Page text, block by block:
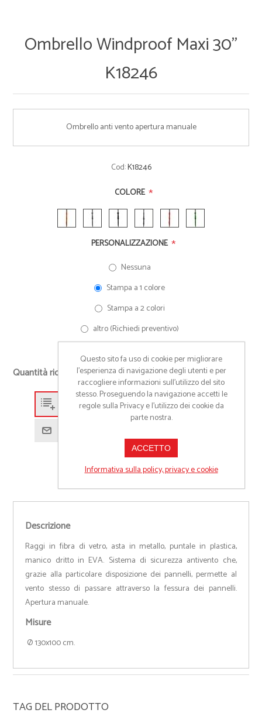
Ombrello Windproof Maxi 30"
K18246
Ombrello anti vento apertura manuale
Cod:K18246
COLORE *
PERSONALIZZAZIONE *
Nessuna
Stampa a 1 colore
Stampa a 2 colori
altro (Richiedi preventivo)
Quantità richiesta
+
-
Aggiungi alla lista preventivo
Descrizione
Raggi in fibra di vetro, asta in metallo, puntale in plastica,
manico dritto in EVA. Sistema di sicurezza antivento che,
grazie alla particolare disposizione dei pannelli, permette al
vento stesso di passare attraverso la fessura dei pannelli.
Apertura manuale.
Misure
Ø 130x100 cm.
TAG DEL PRODOTTO
Questo sito fa uso di cookie per migliorare
l’esperienza di navigazione degli utenti e per
raccogliere informazioni sull’utilizzo del sito
stesso. Proseguendo la navigazione accetti le
regole sulla Privacy e l'utilizzo dei cookie da
parte nostra.
ACCETTO
Informativa sulla policy, privacy e cookie